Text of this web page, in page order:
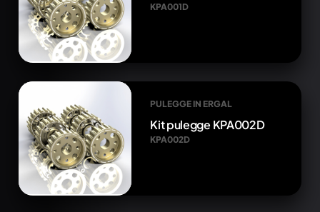
KPA001D
PULEGGE IN ERGAL
Kit pulegge KPA002D
KPA002D